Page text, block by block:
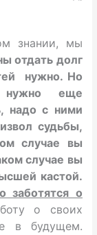
знании, мы
отдать долг
нужно. Но
еще
надо с ними
судьбы,
случае вы
случае вы
кастой.
заботятся о
о своих
в будущем.